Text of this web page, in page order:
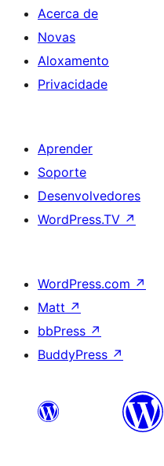
Acerca de
Novas
Aloxamento
Privacidade
Aprender
Soporte
Desenvolvedores
WordPress.TV ↗
WordPress.com ↗
Matt ↗
bbPress ↗
BuddyPress ↗